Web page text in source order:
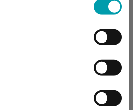
sui “
side exception has occurred (see the
for more information)